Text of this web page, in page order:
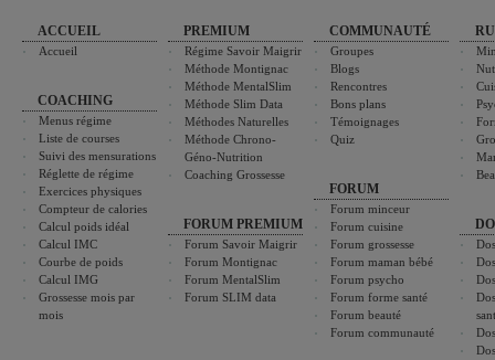
ACCUEIL
Accueil
COACHING
Menus régime
Liste de courses
Suivi des mensurations
Réglette de régime
Exercices physiques
Compteur de calories
Calcul poids idéal
Calcul IMC
Courbe de poids
Calcul IMG
Grossesse mois par
mois
PREMIUM
Régime Savoir Maigrir
Méthode Montignac
Méthode MentalSlim
Méthode Slim Data
Méthodes Naturelles
Méthode Chrono-
Géno-Nutrition
Coaching Grossesse
FORUM PREMIUM
Forum Savoir Maigrir
Forum Montignac
Forum MentalSlim
Forum SLIM data
COMMUNAUTÉ
Groupes
Blogs
Rencontres
Bons plans
Témoignages
Quiz
FORUM
Forum minceur
Forum cuisine
Forum grossesse
Forum maman bébé
Forum psycho
Forum forme santé
Forum beauté
Forum communauté